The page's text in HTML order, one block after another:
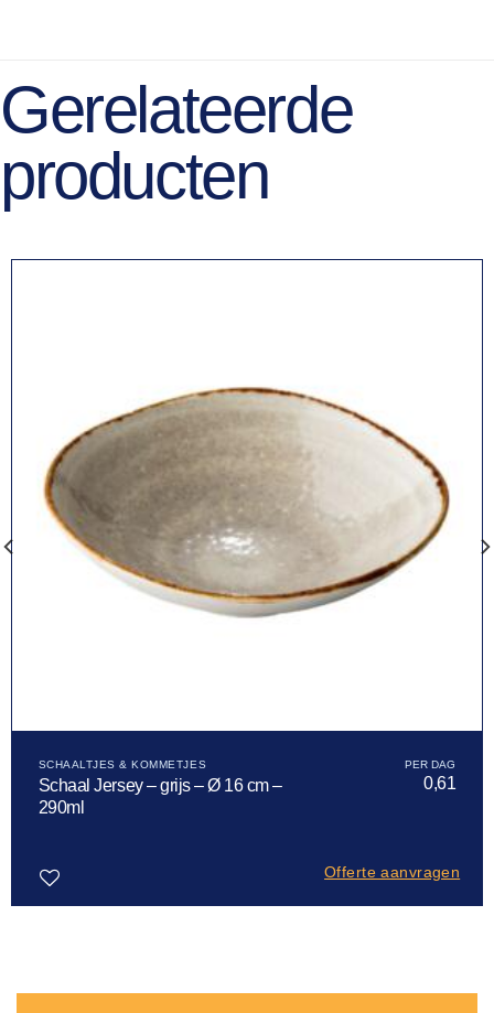
Gerelateerde
producten
SCHAALTJES & KOMMETJES
Schaal Jersey – grijs – Ø 16 cm –
290ml
0,61
Offerte aanvragen